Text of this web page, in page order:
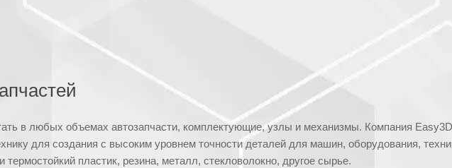
в любых объемах автозапчасти, комплектующие, узлы и механизмы. Компания
для создания с высоким уровнем точности деталей для машин, оборудования,
термостойкий пластик, резина, металл, стекловолокно, другое сырье.